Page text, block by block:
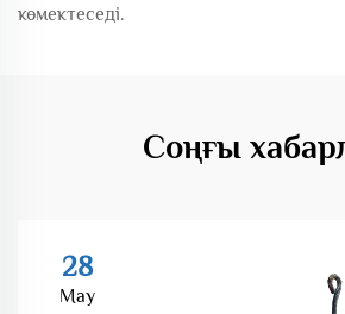
көмектеседі.
Соңғы
28
May